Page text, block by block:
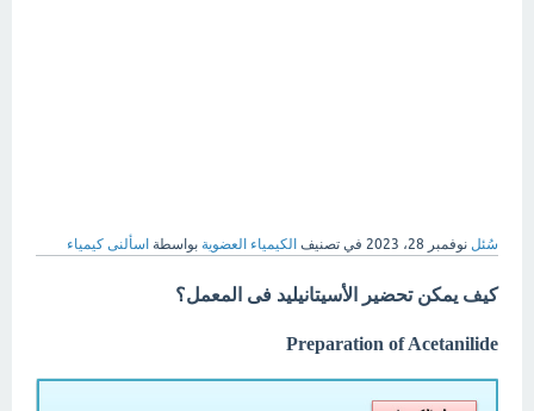
سُئل نوفمبر 28، 2023 في تصنيف الكيمياء العضوية بواسطة اسألنى كيمياء
كيف يمكن تحضير الأسيتانيليد فى المعمل؟
Preparation of Acetanilide